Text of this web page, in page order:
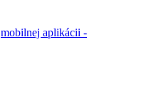
mobilnej aplikácii -